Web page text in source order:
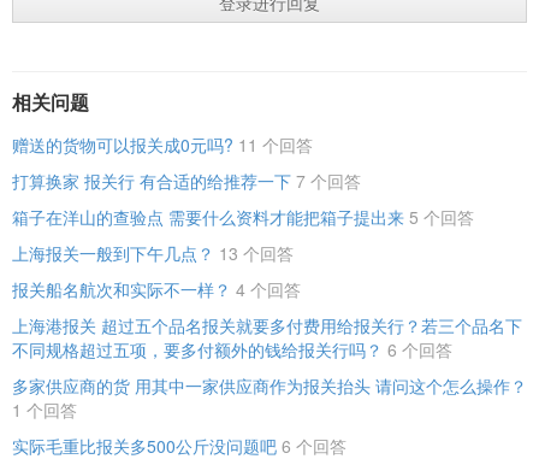
相关问题
赠送的货物可以报关成0元吗? 11 个回答
打算换家 报关行 有合适的给推荐一下 7 个回答
箱子在洋山的查验点 需要什么资料才能把箱子提出来 5 个回答
上海报关一般到下午几点？ 13 个回答
报关船名航次和实际不一样？ 4 个回答
上海港报关 超过五个品名报关就要多付费用给报关行？若三个品名下
不同规格超过五项，要多付额外的钱给报关行吗？ 6 个回答
多家供应商的货 用其中一家供应商作为报关抬头 请问这个怎么操作？
1 个回答
实际毛重比报关多500公斤没问题吧 6 个回答